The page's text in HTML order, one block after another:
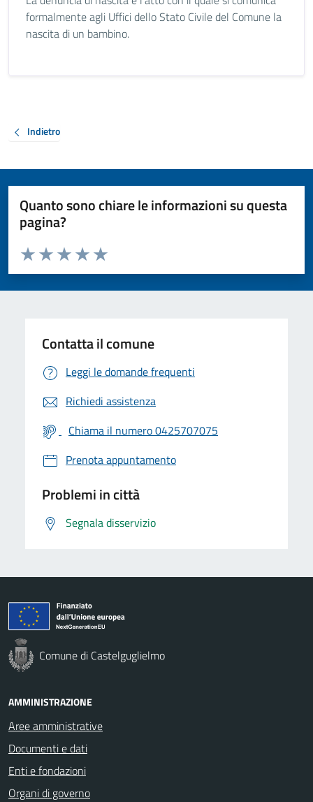
formalmente agli Uffici dello Stato Civile del Comune la
nascita di un bambino.
Indietro
Quanto sono chiare le informazioni su questa
pagina?
Valuta da 1 a 5 stelle la pagina
Valuta 5 stelle su 5
Valuta 4 stelle su 5
Valuta 3 stelle su 5
Valuta 2 stelle su 5
Valuta 1 stelle su 5
Contatta il comune
Leggi le domande frequenti
Richiedi assistenza
Chiama il numero 0425707075
Prenota appuntamento
Problemi in città
Segnala disservizio
Comune di Castelguglielmo
AMMINISTRAZIONE
Aree amministrative
Documenti e dati
Enti e fondazioni
Organi di governo